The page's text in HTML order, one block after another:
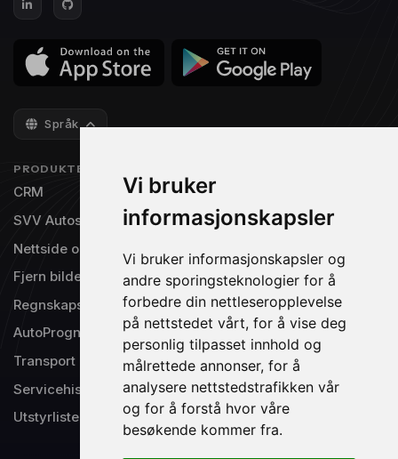
Vi bruker
informasjonskapsler
Vi bruker informasjonskapsler og
andre sporingsteknologier for å
forbedre din nettleseropplevelse
på nettstedet vårt, for å vise deg
personlig tilpasset innhold og
målrettede annonser, for å
analysere nettstedstrafikken vår
og for å forstå hvor våre
besøkende kommer fra.
Språk
PRODUKTER
CRM
SVV Autosys
Nettside og TV-visning
Fjern bilde bakgrunn
Regnskapsintegrasjon
AutoPrognose®
Transport
Servicehistorikk
Utstyrlister
Priser
Gratisversjon
Om oss
Produktinnspill
Driftsstatus
Support